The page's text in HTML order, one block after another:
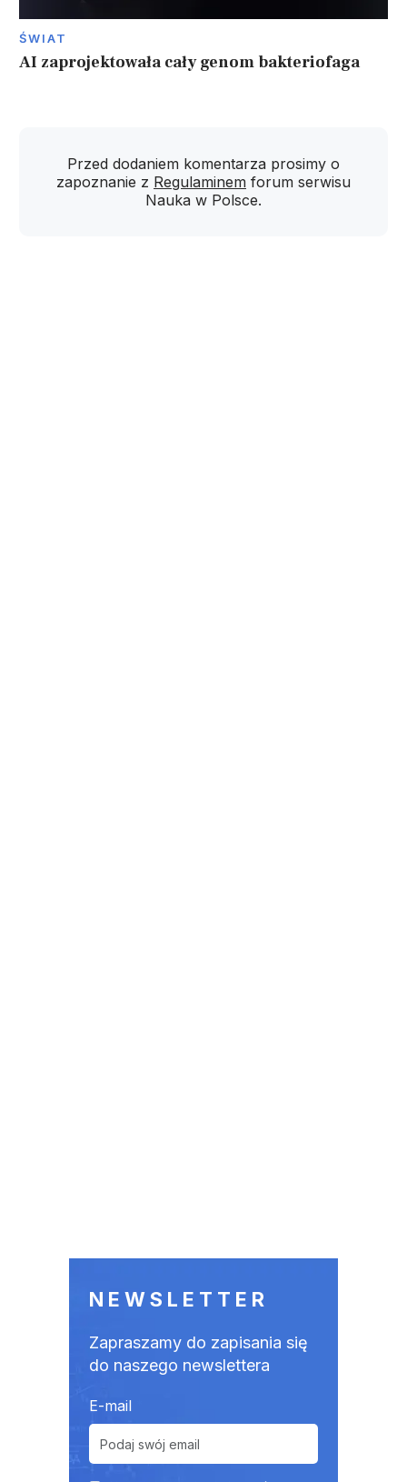
ŚWIAT
AI zaprojektowała cały genom bakteriofaga
Przed dodaniem komentarza prosimy o
zapoznanie z Regulaminem forum serwisu
Nauka w Polsce.
NEWSLETTER
Zapraszamy do zapisania się
do naszego newslettera
E-mail